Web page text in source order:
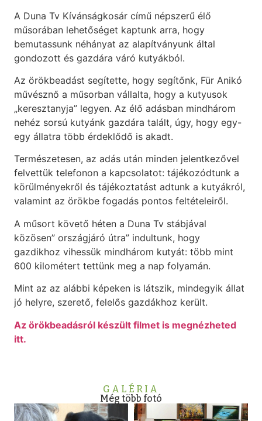
A Duna Tv Kívánságkosár című népszerű élő
műsorában lehetőséget kaptunk arra, hogy
bemutassunk néhányat az alapítványunk által
gondozott és gazdára váró kutyákból.
Az örökbeadást segítette, hogy segítőnk, Für Anikó
művésznő a műsorban vállalta, hogy a kutyusok
„keresztanyja” legyen. Az élő adásban mindhárom
nehéz sorsú kutyánk gazdára talált, úgy, hogy egy-
egy állatra több érdeklődő is akadt.
Természetesen, az adás után minden jelentkezővel
felvettük telefonon a kapcsolatot: tájékozódtunk a
körülményekről és tájékoztatást adtunk a kutyákról,
valamint az örökbe fogadás pontos feltételeiről.
A műsort követő héten a Duna Tv stábjával
közösen” országjáró útra” indultunk, hogy
gazdikhoz vihessük mindhárom kutyát: több mint
600 kilométert tettünk meg a nap folyamán.
Mint az az alábbi képeken is látszik, mindegyik állat
jó helyre, szerető, felelős gazdákhoz került.
Az örökbeadásról készült filmet is megnézheted
itt.
GALÉRIA
Még több fotó